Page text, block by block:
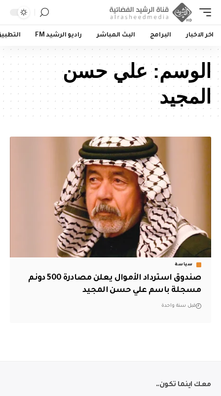
اخر الاخبار البرامج البث المباشر راديو الرشيد FM
الوسم: علي حسن
المجيد‬
سياسة
‏صندوق استرداد الأموال يعلن مصادرة 500 دونم
مسجلة باسم علي حسن المجيد‬
قبل سنة واحدة
معك اينما تكون..